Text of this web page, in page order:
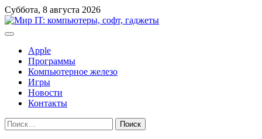
Перейти
к
содержимому
Суббота, 8 августа 2026
Apple
Программы
Компьютерное железо
Игры
Новости
Контакты
Найти: